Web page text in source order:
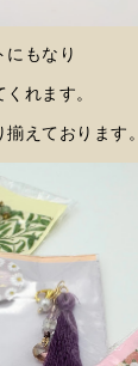
にもなり
れます。
えております。